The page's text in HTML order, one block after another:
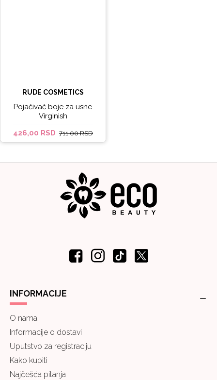
RUDE COSMETICS
Pojačivač boje za usne
Virginish
426,00 RSD 711,00 RSD
INFORMACIJE
O nama
Informacije o dostavi
Uputstvo za registraciju
Kako kupiti
Najčešća pitanja